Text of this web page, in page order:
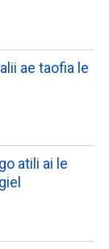
ae taofia le
atili ai le